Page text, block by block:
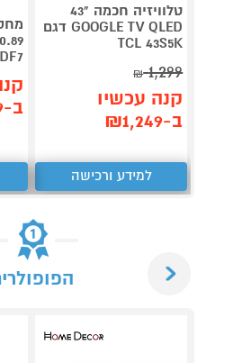
טלוויזיה חכמה "43
GOOGLE TV QLED דגם
TCL 43S5K
1,299
₪
קנה עכשיו
ב-₪1,249
למידע ורכישה
DF7
ב-₪949